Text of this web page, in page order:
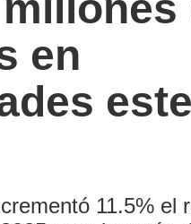
en
este
11.5% el